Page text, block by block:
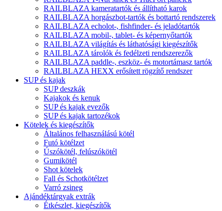
RAILBLAZA kameratartók és állítható karok
RAILBLAZA horgászbot-tartók és bottartó rendszerek
RAILBLAZA echolot-, fishfinder- és jeladótartók
RAILBLAZA mobil-, tablet- és képernyőtartók
RAILBLAZA világítás és láthatósági kiegészítők
RAILBLAZA tárolók és fedélzeti rendszerezők
RAILBLAZA paddle-, eszköz- és motortámasz tartók
RAILBLAZA HEXX erősített rögzítő rendszer
SUP és kajak
SUP deszkák
Kajakok és kenuk
SUP és kajak evezők
SUP és kajak tartozékok
Kötelek és kiegészítők
Általános felhasználású kötél
Futó kötélzet
Úszókötél, felúszókötél
Gumikötél
Shot kötelek
Fall és Schotkötélzet
Varró zsineg
Ajándéktárgyak extrák
Étkészlet, kiegészítők